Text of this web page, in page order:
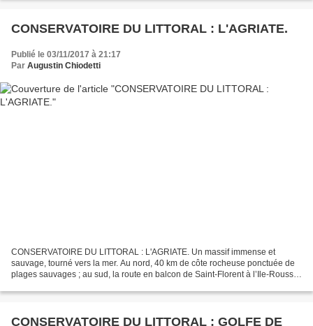
CONSERVATOIRE DU LITTORAL : L'AGRIATE.
Publié le 03/11/2017 à 21:17
Par Augustin Chiodetti
CONSERVATOIRE DU LITTORAL : L'AGRIATE. Un massif immense et
sauvage, tourné vers la mer. Au nord, 40 km de côte rocheuse ponctuée de
plages sauvages ; au sud, la route en balcon de Saint-Florent à l’Ile-Rousse
CONSERVATOIRE DU LITTORAL : GOLFE DE